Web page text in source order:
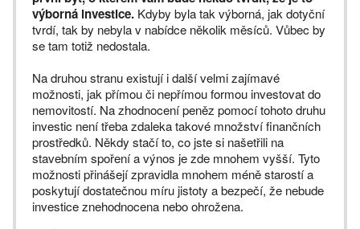
výborná investice. Kdyby byla tak výborná, jak dotyční
tvrdí, tak by nebyla v nabídce několik měsíců. Vůbec by
se tam totiž nedostala.
Na druhou stranu existují i další velmi zajímavé
možnosti, jak přímou či nepřímou formou investovat do
nemovitostí. Na zhodnocení peněz pomocí tohoto druhu
investic není třeba zdaleka takové množství finančních
prostředků. Někdy stačí to, co jste si našetřili na
stavebním spoření a výnos je zde mnohem vyšší. Tyto
možnosti přinášejí zpravidla mnohem méně starostí a
poskytují dostatečnou míru jistoty a bezpečí, že nebude
investice znehodnocena nebo ohrožena.